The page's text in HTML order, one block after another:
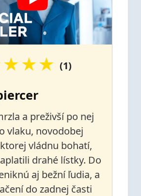
★
★
★ (1)
a preživší po nej
vlaku, novodobej
vládnu bohatí,
drahé lístky. Do
aj bežní ľudia, a
do zadnej časti